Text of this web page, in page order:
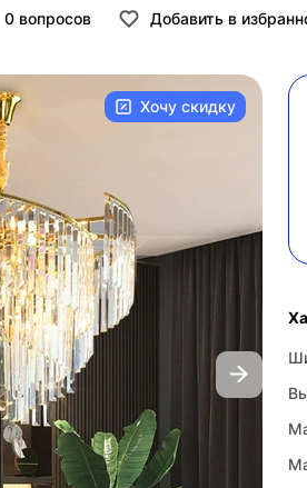
0 вопросов Добавить в
Хочу скидку